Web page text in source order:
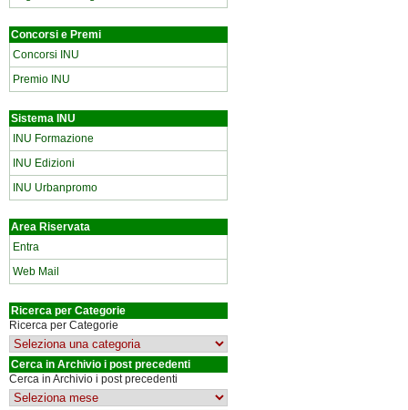
Concorsi e Premi
Concorsi INU
Premio INU
Sistema INU
INU Formazione
INU Edizioni
INU Urbanpromo
Area Riservata
Entra
Web Mail
Ricerca per Categorie
Ricerca per Categorie
Cerca in Archivio i post precedenti
Cerca in Archivio i post precedenti